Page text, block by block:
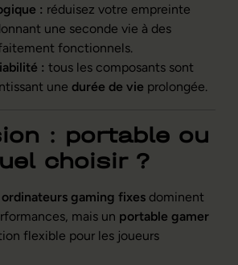
: réduisez votre empreinte
une seconde vie à des
fonctionnels.
: tous les composants sont
une durée de vie prolongée.
: portable ou
choisir ?
ordinateurs gaming fixes dominent
mais un portable gamer
flexible pour les joueurs